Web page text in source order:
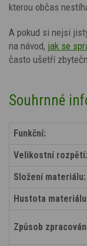
kterou občas
A pokud si nejsi
na návod, jak se
často ušetří
Souhrnné
Funkční:
Velikostní rozpětí:
Složení materiálu:
Hustota
Způsob